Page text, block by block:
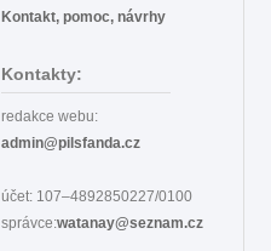
Kontakt, pomoc, návrhy
Kontakty:
redakce webu:
admin@pilsfanda.cz
účet: 107–4892850227/0100
správce:watanay@seznam.cz